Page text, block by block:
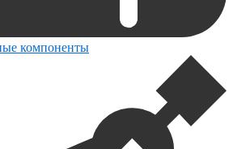
компоненты